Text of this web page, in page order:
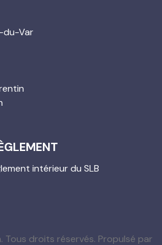
du-Var
intérieur du SLB
droits réservés. Propulsé par